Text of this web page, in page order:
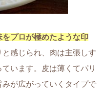
をプロが極めたような印
感じられ、肉は主張しす
います。皮は薄くてパリ
が広がっていくタイプで